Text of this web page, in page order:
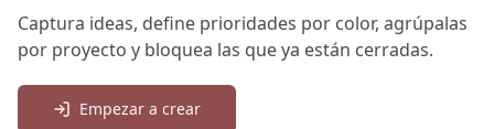
Captura ideas, define prioridades por color, agrúpalas
por proyecto y bloquea las que ya están cerradas.
Empezar a crear